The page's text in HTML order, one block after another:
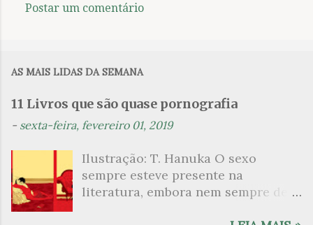
n
t
i
o
Postar um comentário
AS MAIS LIDAS DA SEMANA
11 Livros que são quase pornografia
- sexta-feira, fevereiro 01, 2019
Ilustração: T. Hanuka O sexo
sempre esteve presente na
literatura, embora nem sempre de